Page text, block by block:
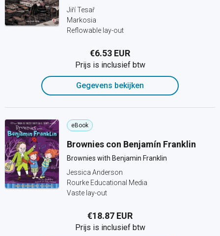
Jiří Tesař
Markosia
Reflowable lay-out
€6.53 EUR
Prijs is inclusief btw
Gegevens bekijken
eBook
Brownies con Benjamín Franklin
Brownies with Benjamin Franklin
Jessica Anderson
Rourke Educational Media
Vaste lay-out
€18.87 EUR
Prijs is inclusief btw